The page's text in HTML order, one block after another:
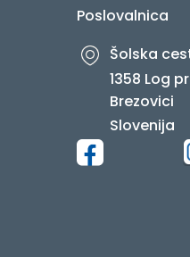
Poslovalnica
Šolska
1358 Log
Brezovici
Slovenija